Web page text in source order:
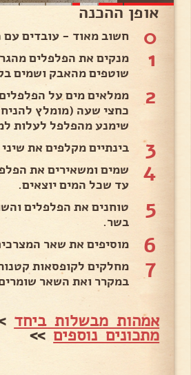
אופן ההכנה
0 חשוב מאוד - עובדים עם
1
מנקים את הפלפלים
שוטפים מהאבק ושמים
2
ממלאים מים על
כחצי שעה (מומלץ
שימנע מהפלפל לעלות
3 בינתיים מקלפים את
4
שמים ומשאירים את
עד שכל המים יוצאים.
5
טוחנים את הפלפלים
בשר.
6 מוסיפים את שאר
7
מחלקים לקופסאות
במקרר ואת השאר
אמהות מבשלות ביחד
מתכונים נוספים>>